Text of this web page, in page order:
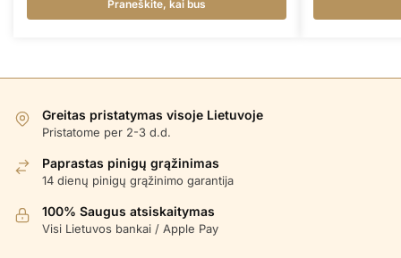
Praneškite, kai bus
Greitas pristatymas visoje Lietuvoje
Pristatome per 2-3 d.d.
Paprastas pinigų grąžinimas
14 dienų pinigų grąžinimo garantija
100% Saugus atsiskaitymas
Visi Lietuvos bankai / Apple Pay